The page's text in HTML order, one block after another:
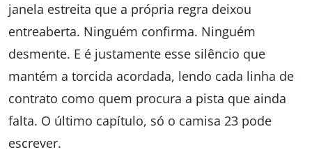
janela estreita que a própria regra deixou
entreaberta. Ninguém confirma. Ninguém
desmente. E é justamente esse silêncio que
mantém a torcida acordada, lendo cada linha de
contrato como quem procura a pista que ainda
falta. O último capítulo, só o camisa 23 pode
escrever.